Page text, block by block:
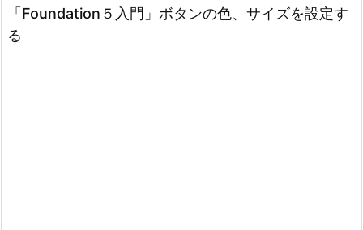
検索
「Foundation５入門」ボタンの色、サイズを設定す
る